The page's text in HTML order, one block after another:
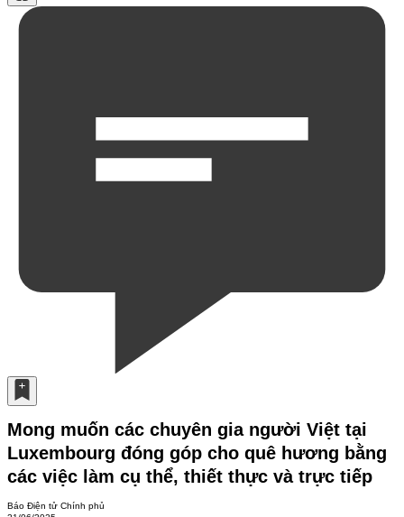
Mong muốn các chuyên gia người Việt tại
Luxembourg đóng góp cho quê hương bằng
các việc làm cụ thể, thiết thực và trực tiếp
Báo Điện tử Chính phủ